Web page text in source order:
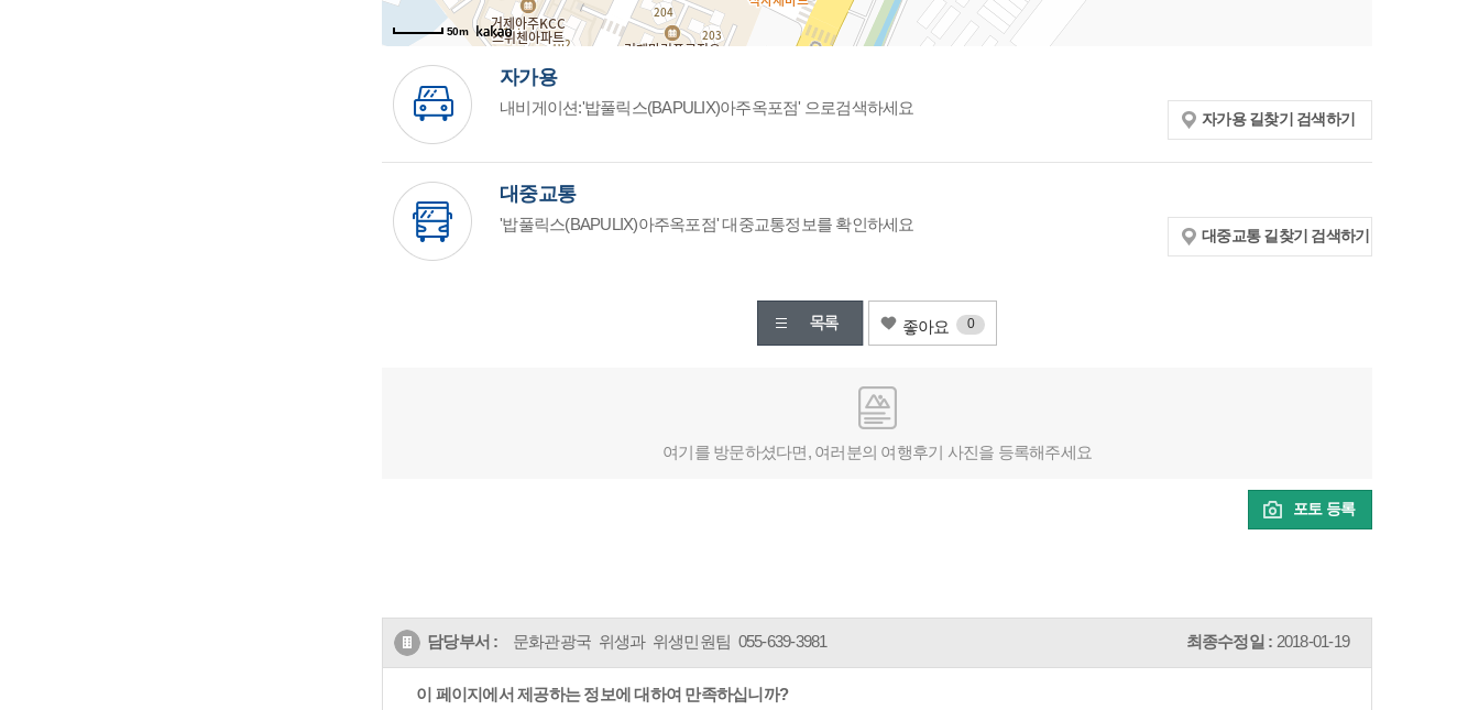
50m
자가용
내비게이션:'밥풀릭스(BAPULIX)아주옥포점' 으로검색하세요
자가용 길찾기 검색하기
대중교통
'밥풀릭스(BAPULIX)아주옥포점' 대중교통정보를 확인하세요
대중교통 길찾기 검색하기
좋아요 0
여기를 방문하셨다면, 여러분의 여행후기 사진을 등록해주세요
포토 등록
담당부서 : 문화관광국 위생과 위생민원팀 055-639-3981 최종수정일 : 2018-01-19
이 페이지에서 제공하는 정보에 대하여 만족하십니까?